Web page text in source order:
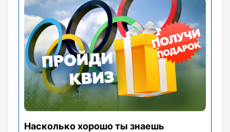
Насколько хорошо ты знаешь